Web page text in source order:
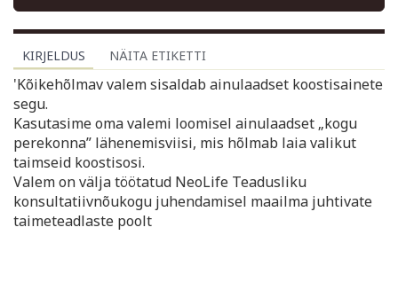
KIRJELDUS NÄITA ETIKETTI
'Kõikehõlmav valem sisaldab ainulaadset koostisainete
segu.
Kasutasime oma valemi loomisel ainulaadset „kogu
perekonna” lähenemisviisi, mis hõlmab laia valikut
taimseid koostisosi.
Valem on välja töötatud NeoLife Teadusliku
konsultatiivnõukogu juhendamisel maailma juhtivate
taimeteadlaste poolt